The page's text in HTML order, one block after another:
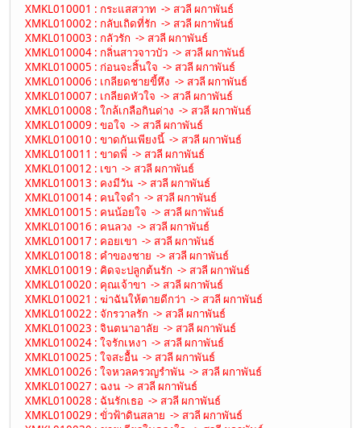
XMKL010001 : กระแสสวาท -> สวลี ผกาพันธ์
XMKL010002 : กลับเถิดที่รัก -> สวลี ผกาพันธ์
XMKL010003 : กลัวรัก -> สวลี ผกาพันธ์
XMKL010004 : กลิ่นสาวจาวบัว -> สวลี ผกาพันธ์
XMKL010005 : ก่อนจะสิ้นใจ -> สวลี ผกาพันธ์
XMKL010006 : เกลียดชายขี้หึง -> สวลี ผกาพันธ์
XMKL010007 : เกลียดหัวใจ -> สวลี ผกาพันธ์
XMKL010008 : ใกล้เกลือกินด่าง -> สวลี ผกาพันธ์
XMKL010009 : ขอใจ -> สวลี ผกาพันธ์
XMKL010010 : ขาดกันเพียงนี้ -> สวลี ผกาพันธ์
XMKL010011 : ขาดพี่ -> สวลี ผกาพันธ์
XMKL010012 : เขา -> สวลี ผกาพันธ์
XMKL010013 : คงมีวัน -> สวลี ผกาพันธ์
XMKL010014 : คนใจดำ -> สวลี ผกาพันธ์
XMKL010015 : คนน้อยใจ -> สวลี ผกาพันธ์
XMKL010016 : คนลวง -> สวลี ผกาพันธ์
XMKL010017 : คอยเขา -> สวลี ผกาพันธ์
XMKL010018 : คำของชาย -> สวลี ผกาพันธ์
XMKL010019 : คิดจะปลูกต้นรัก -> สวลี ผกาพันธ์
XMKL010020 : คุณเจ้าขา -> สวลี ผกาพันธ์
XMKL010021 : ฆ่าฉันให้ตายดีกว่า -> สวลี ผกาพันธ์
XMKL010022 : จักรวาลรัก -> สวลี ผกาพันธ์
XMKL010023 : จินตนาอาลัย -> สวลี ผกาพันธ์
XMKL010024 : ใจรักเหงา -> สวลี ผกาพันธ์
XMKL010025 : ใจสะอื้น -> สวลี ผกาพันธ์
XMKL010026 : ใจหวลครวญรำพัน -> สวลี ผกาพันธ์
XMKL010027 : ฉงน -> สวลี ผกาพันธ์
XMKL010028 : ฉันรักเธอ -> สวลี ผกาพันธ์
XMKL010029 : ขั่วฟ้าดินสลาย -> สวลี ผกาพันธ์